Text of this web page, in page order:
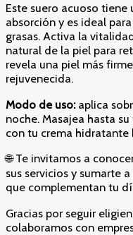
Este suero acuoso
absorción y es ideal
grasas. Activa la
natural de la piel para
revela una piel más
rejuvenecida.
Modo de uso:aplica
noche. Masajea hasta
con tu crema hidratante
🌐 Te invitamos a
sus servicios y sumarte
que complementan tu
Gracias por seguir
colaboramos con